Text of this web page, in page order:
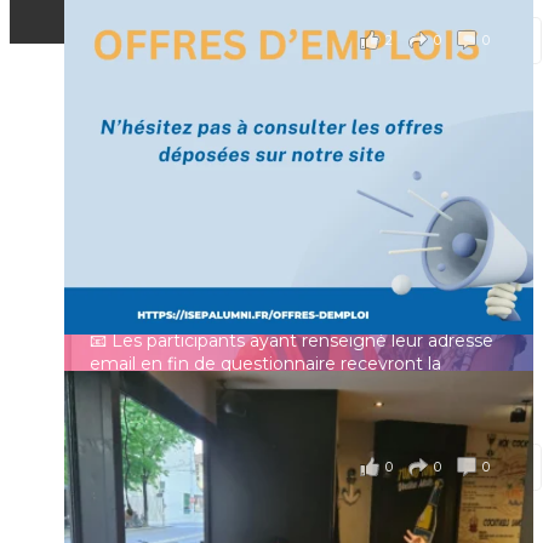
2 0 0
Voir sur Facebook · Partager
[Enquête IESF 2026] Top départ 🚀
👩‍🎓 Ingénieurs diplômés, vous avez jusqu’au 31
mai pour participer et faire entendre votre voix !
Depuis plus de 60 ans, cette enquête vise à établir
un panorama complet de la situation socio-
professionnelle des ingénieurs et scientifiques
français.
📧 Les participants ayant renseigné leur adresse
email en fin de questionnaire recevront la
synthèse des résultats...Voir plus
il y a 4 mois
0 0 0
Voir sur Facebook
Prénom
Mot de passe
Se souvenir de moi
Connexion